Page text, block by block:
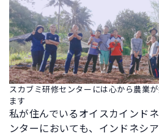
スカブミ研修センターには心から農業
ます
私が住んでいるオイスカインド
ンターにおいても、インドネシ